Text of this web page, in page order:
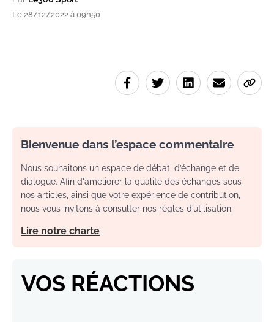
Le 28/12/2022 à 09h50
Bienvenue dans l’espace commentaire
Nous souhaitons un espace de débat, d’échange et de
dialogue. Afin d'améliorer la qualité des échanges sous
nos articles, ainsi que votre expérience de contribution,
nous vous invitons à consulter nos règles d’utilisation.
Lire notre charte
VOS RÉACTIONS